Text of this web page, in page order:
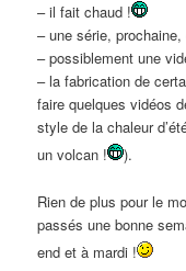
– il fait chaud !
– une série,
– possiblement une
– la fabrication de
faire quelques vidéos
style de la chaleur
un volcan !
).
Rien de plus pour le
passés une bonne
end et à mardi !